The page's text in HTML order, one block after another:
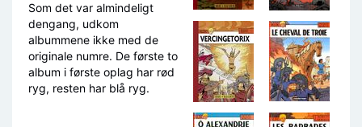
Som det var almindeligt
dengang, udkom
albummene ikke med de
originale numre. De første to
album i første oplag har rød
ryg, resten har blå ryg.